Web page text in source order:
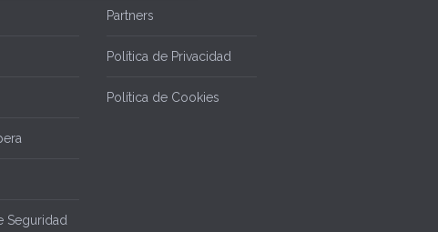
Seguridad
Partners
Política de Privacidad
Política de Cookies